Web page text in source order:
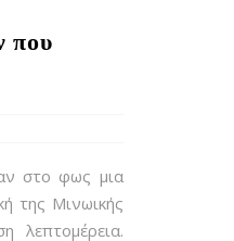
που
στο φως μια
της Μινωικής
λεπτομέρεια.